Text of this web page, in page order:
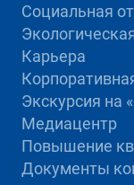
Социальная
Карьера
Экскурсия на
Медиацентр
Повышение
Документы